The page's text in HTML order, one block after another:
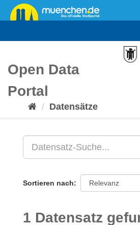
Überspringen
zum
Open Data
Portal
Datensätze
Sortieren nach
1 Datensatz